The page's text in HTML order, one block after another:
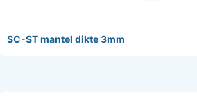
SC-ST mantel dikte 3mm